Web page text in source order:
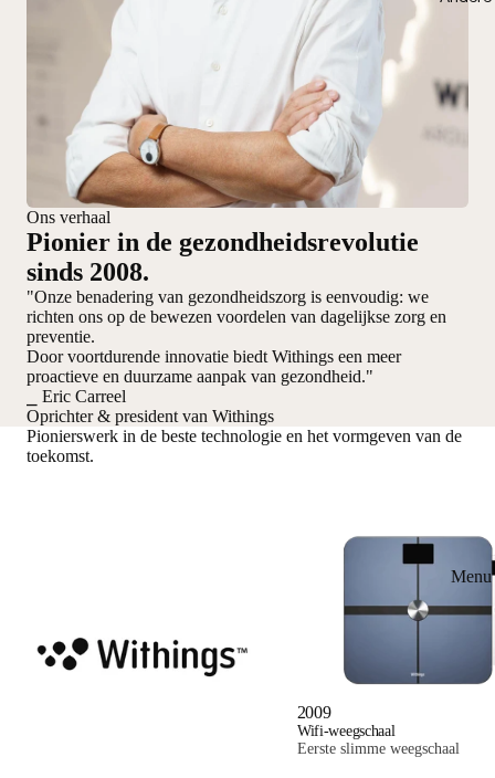
Menu
Ons verhaal
Pionier in de gezondheidsrevolutie
sinds 2008.
"Onze benadering van gezondheidszorg is eenvoudig: we
richten ons op de bewezen voordelen van dagelijkse zorg en
preventie.
Door voortdurende innovatie biedt Withings een meer
proactieve en duurzame aanpak van gezondheid."
⎯ Eric Carreel
Oprichter & president van Withings
Pionierswerk in de beste technologie en het vormgeven van de
toekomst.
2009
Wifi-weegschaal
Eerste slimme weegschaal